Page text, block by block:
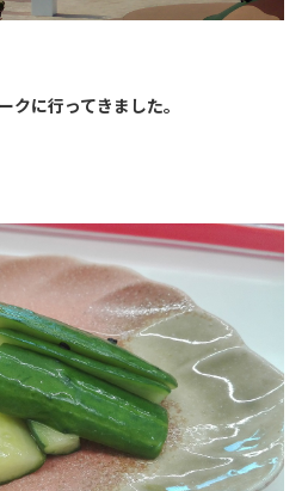
に行ってきました。